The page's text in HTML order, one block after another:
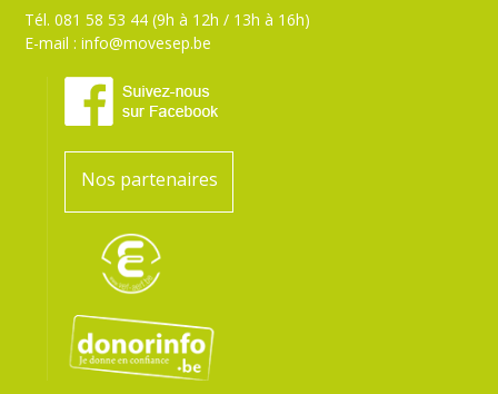
Tél. 081 58 53 44 (9h à 12h / 13h à 16h)
E-mail :info@movesep.be
Nos partenaires